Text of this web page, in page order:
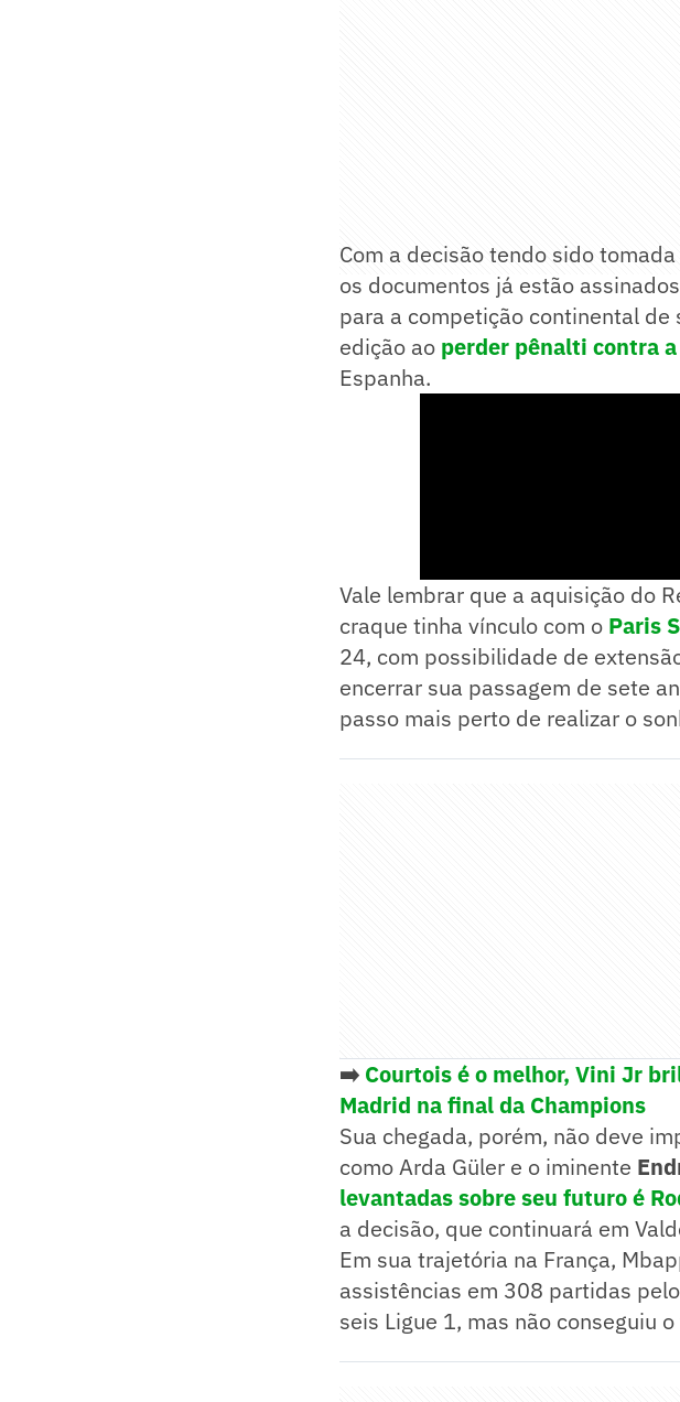
Com a decisão tendo sido
os documentos já estão
para a competição continental
edição ao perder pênalti contra
Espanha.
Vale lembrar que a aquisição do
craque tinha vínculo com o Paris
24, com possibilidade de
encerrar sua passagem de sete
passo mais perto de realizar o
➡️ Courtois é o melhor, Vini Jr
Madrid na final da Champions
Sua chegada, porém, não deve
como Arda Güler e o iminente
levantadas sobre seu futuro é
a decisão, que continuará em
Em sua trajetória na França,
assistências em 308 partidas
seis Ligue 1, mas não conseguiu